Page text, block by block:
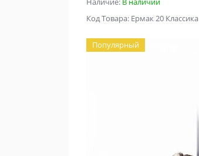
Код Товара: Ермак 20 Классика
Популярный